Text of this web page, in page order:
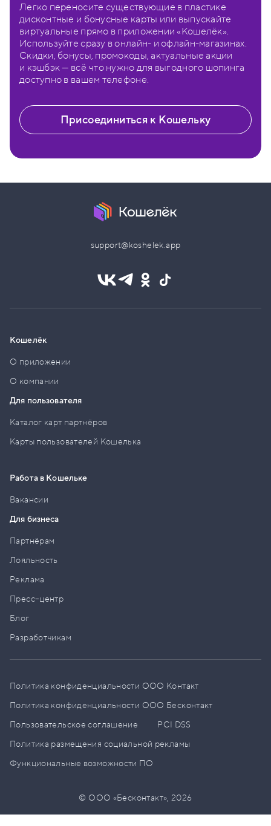
Легко переносите существующие в пластике
дисконтные и бонусные карты или выпускайте
виртуальные прямо в приложении «Кошелёк».
Используйте сразу в онлайн- и офлайн-магазинах.
Скидки, бонусы, промокоды, актуальные акции
и кэшбэк — всё что нужно для выгодного шопинга
доступно в вашем телефоне.
Присоединиться к Кошельку
support@koshelek.app
Кошелёк
О приложении
О компании
Для пользователя
Каталог карт партнёров
Карты пользователей Кошелька
Работа в Кошельке
Вакансии
Для бизнеса
Партнёрам
Лояльность
Реклама
Пресс–центр
Блог
Разработчикам
Политика конфиденциальности ООО Контакт
Политика конфиденциальности ООО Бесконтакт
Пользовательское соглашение
PCI DSS
Политика размещения социальной рекламы
Функциональные возможности ПО
© ООО «Бесконтакт»,2026